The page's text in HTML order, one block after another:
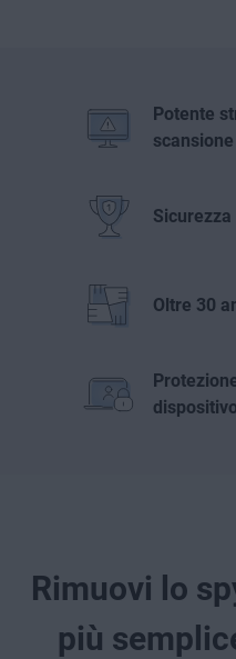
Potente
Oltre 30
dispositivo
Rimuovi lo
più